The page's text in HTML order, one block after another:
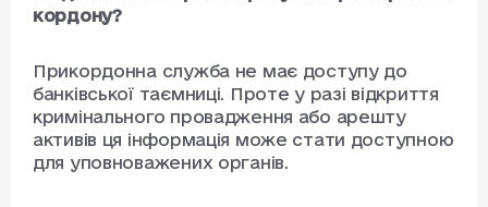
кордону?
Прикордонна служба не має доступу до
банківської таємниці. Проте у разі відкриття
кримінального провадження або арешту
активів ця інформація може стати доступною
для уповноважених органів.